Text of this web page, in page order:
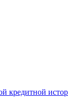
кредитной